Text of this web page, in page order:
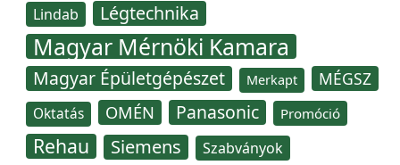
Lindab Légtechnika
Magyar Mérnöki Kamara
Magyar Épületgépészet Merkapt MÉGSZ
Oktatás OMÉN Panasonic Promóció
Rehau Siemens Szabványok